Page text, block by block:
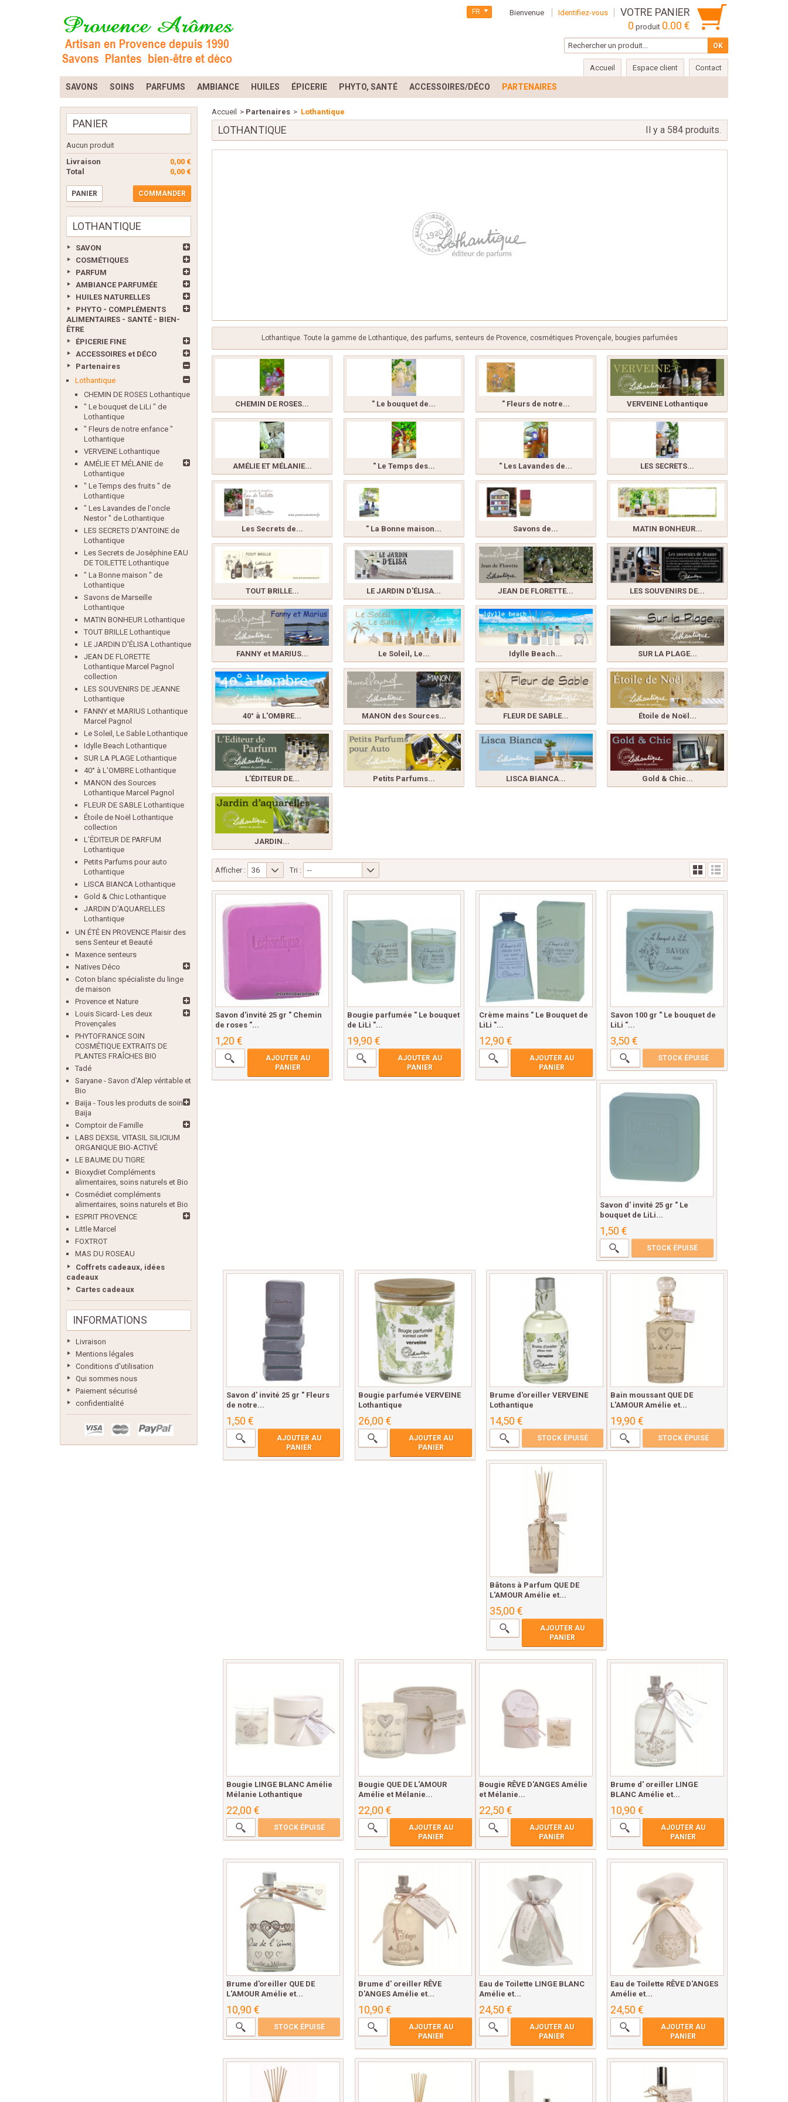
Bienvenue Identifiez-vous
VOTRE PANIER
0 produit 0.00 €
FR
Accueil Espace client Contact
SAVONS SOINS PARFUMS AMBIANCE HUILES ÉPICERIE PHYTO, SANTÉ ACCESSOIRES/DÉCO PARTENAIRES
PANIER
Aucun produit
0,00 €
Livraison
0,00 €
Total
PANIER COMMANDER
LOTHANTIQUE
SAVON
COSMÉTIQUES
PARFUM
AMBIANCE PARFUMÉE
HUILES NATURELLES
PHYTO - COMPLÉMENTS
ALIMENTAIRES - SANTÉ - BIEN-
ÊTRE
ÉPICERIE FINE
ACCESSOIRES et DÉCO
Partenaires
Lothantique
CHEMIN DE ROSES Lothantique
" Le bouquet de LiLi " de
Lothantique
" Fleurs de notre enfance "
Lothantique
VERVEINE Lothantique
AMÉLIE ET MÉLANIE de
Lothantique
" Le Temps des fruits " de
Lothantique
" Les Lavandes de l'oncle
Nestor " de Lothantique
LES SECRETS D'ANTOINE de
Lothantique
Les Secrets de Joséphine EAU
DE TOILETTE Lothantique
" La Bonne maison " de
Lothantique
Savons de Marseille
Lothantique
MATIN BONHEUR Lothantique
TOUT BRILLE Lothantique
LE JARDIN D'ÉLISA Lothantique
JEAN DE FLORETTE
Lothantique Marcel Pagnol
collection
LES SOUVENIRS DE JEANNE
Lothantique
FANNY et MARIUS Lothantique
Marcel Pagnol
Le Soleil, Le Sable Lothantique
Idylle Beach Lothantique
SUR LA PLAGE Lothantique
40° à L'OMBRE Lothantique
MANON des Sources
Lothantique Marcel Pagnol
FLEUR DE SABLE Lothantique
Étoile de Noël Lothantique
collection
L’ÉDITEUR DE PARFUM
Lothantique
Petits Parfums pour auto
Lothantique
LISCA BIANCA Lothantique
Gold & Chic Lothantique
JARDIN D'AQUARELLES
Lothantique
UN ÉTÉ EN PROVENCE Plaisir des
sens Senteur et Beauté
Maxence senteurs
Natives Déco
Coton blanc spécialiste du linge
de maison
Provence et Nature
Louis Sicard- Les deux
Provençales
PHYTOFRANCE SOIN
COSMÉTIQUE EXTRAITS DE
PLANTES FRAÎCHES BIO
Tadé
Saryane - Savon d'Alep véritable et
Bio
Baïja - Tous les produits de soin
Baïja
Comptoir de Famille
LABS DEXSIL VITASIL SILICIUM
ORGANIQUE BIO-ACTIVÉ
LE BAUME DU TIGRE
Bioxydiet Compléments
alimentaires, soins naturels et Bio
Cosmédiet compléments
alimentaires, soins naturels et Bio
ESPRIT PROVENCE
Little Marcel
FOXTROT
MAS DU ROSEAU
Coffrets cadeaux, idées
cadeaux
Cartes cadeaux
INFORMATIONS
Livraison
Mentions légales
Conditions d'utilisation
Qui sommes nous
Paiement sécurisé
confidentialité
Accueil > Partenaires > Lothantique
LOTHANTIQUE Il y a 584 produits.
Lothantique. Toute la gamme de Lothantique, des parfums, senteurs de Provence, cosmétiques Provençale, bougies parfumées
CHEMIN DE ROSES... " Le bouquet de... " Fleurs de notre... VERVEINE Lothantique
AMÉLIE ET MÉLANIE... " Le Temps des... " Les Lavandes de... LES SECRETS...
Les Secrets de... " La Bonne maison... Savons de... MATIN BONHEUR...
TOUT BRILLE... LE JARDIN D'ÉLISA... JEAN DE FLORETTE... LES SOUVENIRS DE...
FANNY et MARIUS... Le Soleil, Le... Idylle Beach... SUR LA PLAGE...
40° à L'OMBRE... MANON des Sources... FLEUR DE SABLE... Étoile de Noël...
L’ÉDITEUR DE... Petits Parfums... LISCA BIANCA... Gold & Chic...
JARDIN...
Afficher : 36 Tri : --
Savon d'invité 25 gr " Chemin
de roses "...
1,20 €
AJOUTER AU
PANIER
Bougie parfumée " Le bouquet
de LiLi "...
19,90 €
AJOUTER AU
PANIER
Crème mains " Le Bouquet de
LiLi "...
12,90 €
AJOUTER AU
PANIER
Savon 100 gr " Le bouquet de
LiLi "...
3,50 €
STOCK ÉPUISÉ
Savon d' invité 25 gr " Le
bouquet de LiLi...
1,50 €
STOCK ÉPUISÉ
Savon d' invité 25 gr " Fleurs
de notre...
1,50 €
AJOUTER AU
PANIER
Bougie parfumée VERVEINE
Lothantique
26,00 €
AJOUTER AU
PANIER
Brume d'oreiller VERVEINE
Lothantique
14,50 €
STOCK ÉPUISÉ
Bain moussant QUE DE
L'AMOUR Amélie et...
19,90 €
STOCK ÉPUISÉ
Bâtons à Parfum QUE DE
L'AMOUR Amélie et...
35,00 €
AJOUTER AU
PANIER
Bougie LINGE BLANC Amélie
Mélanie Lothantique
22,00 €
STOCK ÉPUISÉ
Bougie QUE DE L'AMOUR
Amélie et Mélanie...
22,00 €
AJOUTER AU
PANIER
Bougie RÊVE D'ANGES Amélie
et Mélanie...
22,50 €
AJOUTER AU
PANIER
Brume d' oreiller LINGE
BLANC Amélie et...
10,90 €
AJOUTER AU
PANIER
Brume d'oreiller QUE DE
L'AMOUR Amélie et...
10,90 €
STOCK ÉPUISÉ
Brume d' oreiller RÊVE
D'ANGES Amélie et...
10,90 €
AJOUTER AU
PANIER
Eau de Toilette LINGE BLANC
Amélie et...
24,50 €
AJOUTER AU
PANIER
Eau de Toilette RÊVE D'ANGES
Amélie et...
24,50 €
AJOUTER AU
PANIER